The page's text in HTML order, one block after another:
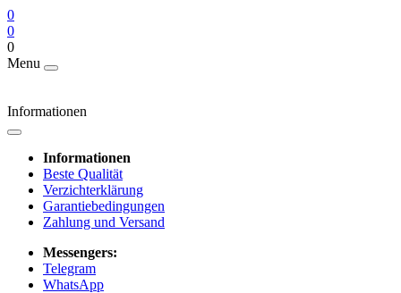
0
0
0
Menu
Informationen
Informationen
Beste Qualität
Verzichterklärung
Garantiebedingungen
Zahlung und Versand
Messengers:
Telegram
WhatsApp